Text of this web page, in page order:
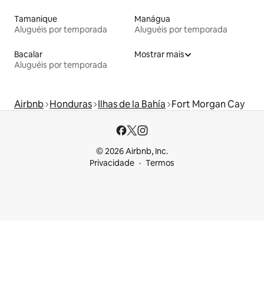
Tamanique
Aluguéis por temporada
Manágua
Aluguéis por temporada
Bacalar
Aluguéis por temporada
Mostrar mais
Airbnb Honduras Ilhas de la Bahía Fort Morgan Cay
© 2026 Airbnb, Inc.
Privacidade
Termos